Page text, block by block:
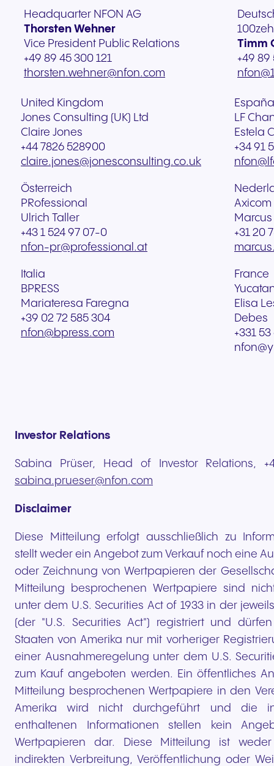
Headquarter NFON AG
Thorsten Wehner
Vice President Public Relations
+49 89 45 300 121
thorsten.wehner@nfon.com
Timm
+49 89
United Kingdom
Jones Consulting (UK) Ltd
Claire Jones
+44 7826 528900
claire.jones@jonesconsulting.co.uk
España
LF
Estela
+34 91
Österreich
PRofessional
Ulrich Taller
+43 1 524 97 07-0
nfon-pr@professional.at
Axicom
Marcus
+31 20
Italia
BPRESS
Mariateresa Faregna
+39 02 72 585 304
nfon@bpress.com
France
Elisa
Debes
+331 53
Investor Relations
Sabina Prüser, Head of Investor Relations,
sabina.prueser@nfon.com
Disclaimer
Diese Mitteilung erfolgt ausschließlich zu
stellt weder ein Angebot zum Verkauf noch eine
oder Zeichnung von Wertpapieren der
Mitteilung besprochenen Wertpapiere sind
unter dem U.S. Securities Act of 1933 in der
(der "U.S. Securities Act") registriert und
Staaten von Amerika nur mit vorheriger
einer Ausnahmeregelung unter dem U.S.
zum Kauf angeboten werden. Ein öffentliches
Mitteilung besprochenen Wertpapiere in den
Amerika wird nicht durchgeführt und die
enthaltenen Informationen stellen kein
Wertpapieren dar. Diese Mitteilung ist
indirekten Verbreitung, Veröffentlichung oder